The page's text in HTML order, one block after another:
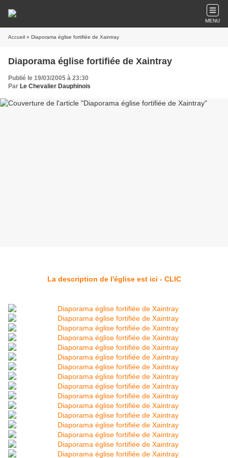
MENU
Accueil » Diaporama église fortifiée de Xaintray
Diaporama église fortifiée de Xaintray
Publié le 19/03/2005 à 23:30
Par Le Chevalier Dauphinois
La description de l'église est ici - CLIC